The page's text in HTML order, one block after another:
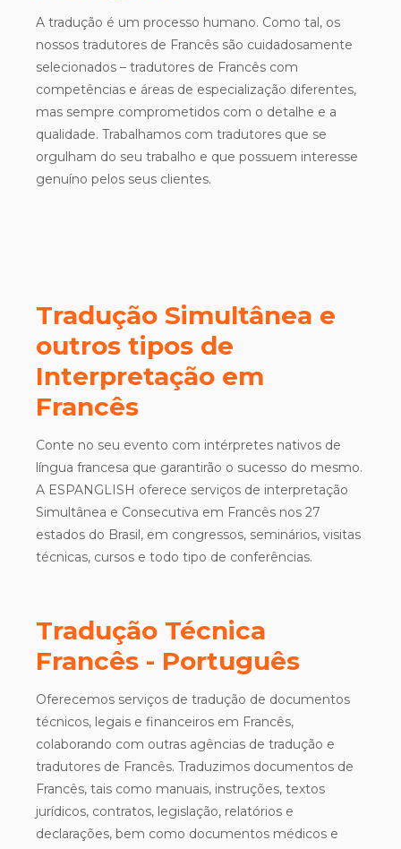
A tradução é um processo humano. Como tal, os
nossos tradutores de Francês são cuidadosamente
selecionados – tradutores de Francês com
competências e áreas de especialização diferentes,
mas sempre comprometidos com o detalhe e a
qualidade. Trabalhamos com tradutores que se
orgulham do seu trabalho e que possuem interesse
genuíno pelos seus clientes.
Tradução Simultânea e
outros tipos de
Interpretação em
Francês
Conte no seu evento com intérpretes nativos de
língua francesa que garantirão o sucesso do mesmo.
A ESPANGLISH oferece serviços de interpretação
Simultânea e Consecutiva em Francês nos 27
estados do Brasil, em congressos, seminários, visitas
técnicas, cursos e todo tipo de conferências.
Tradução Técnica
Francês - Português
Oferecemos serviços de tradução de documentos
técnicos, legais e financeiros em Francês,
colaborando com outras agências de tradução e
tradutores de Francês. Traduzimos documentos de
Francês, tais como manuais, instruções, textos
jurídicos, contratos, legislação, relatórios e
declarações, bem como documentos médicos e